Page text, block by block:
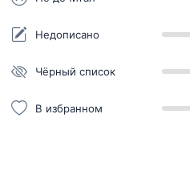
Недописано
Чёрный список
В избранном